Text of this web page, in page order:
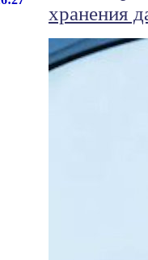
хранения